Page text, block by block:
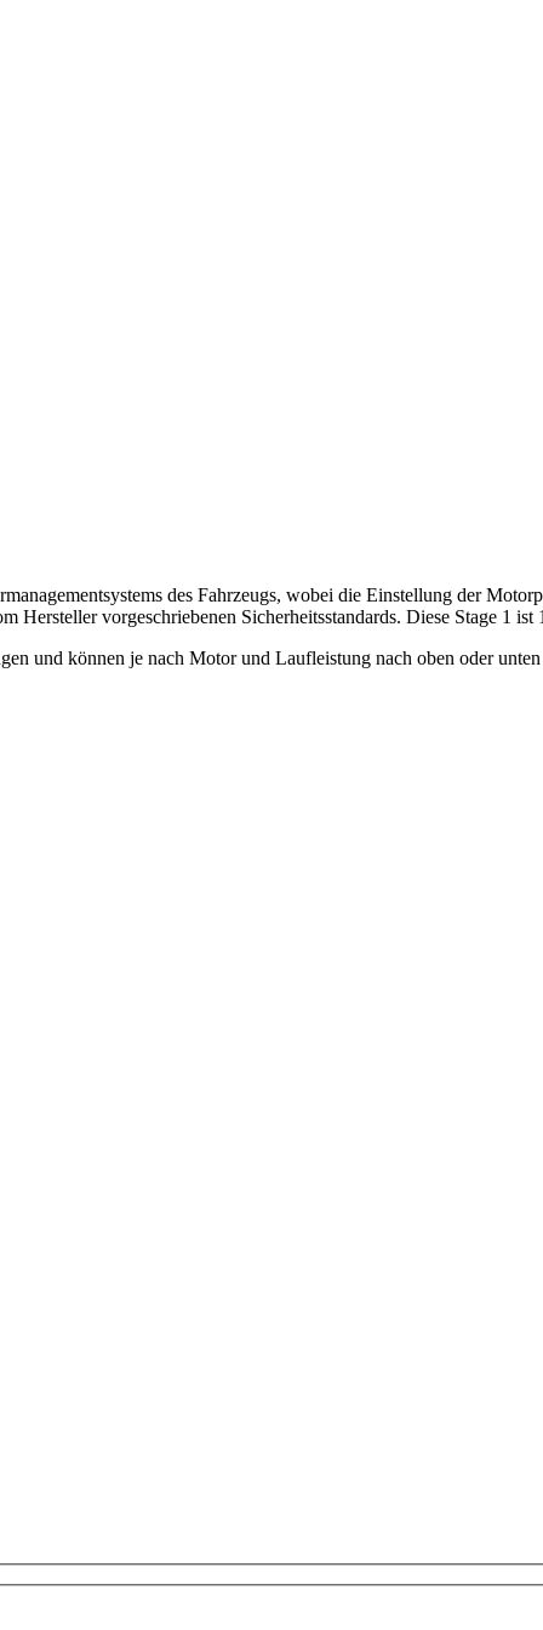
des Fahrzeugs, wobei die Einstellung der
Hersteller vorgeschriebenen Sicherheitsstandards. Diese Stage 1
und können je nach Motor und Laufleistung nach oben oder